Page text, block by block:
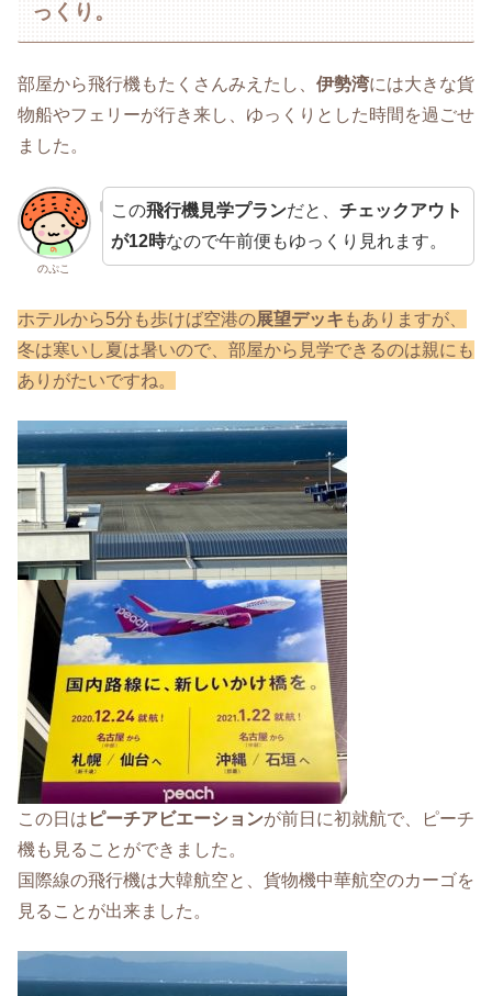
っくり。
部屋から飛行機もたくさんみえたし、 伊勢湾には大きな貨
物船やフェリーが行き来し、ゆっくりとした時間を過ごせ
ました。
のぷこ
この飛行機見学プランだと、 チェックアウト
が12時なので午前便もゆっくり見れます。
ホテルから5分も歩けば空港の展望デッキ もありますが、
冬は寒いし夏は暑いので、部屋から見学できるのは親にも
ありがたいですね。
この日は ピーチアビエーションが前日に初就航で、ピーチ
機も見ることができました。
国際線の飛行機は大韓航空と、貨物機中華航空のカーゴを
見ることが出来ました。